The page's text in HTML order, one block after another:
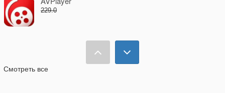
229.0
Детские песни 3 Pro
Смотреть все